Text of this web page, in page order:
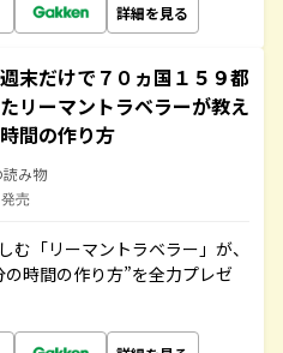
詳細を見る
末だけで７０ヵ国１５９都
リーマントラベラーが教え
間の作り方
読み物
売
「リーマントラベラー」が、
時間の作り方”を全力プレゼ